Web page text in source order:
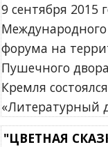
9 сентября 2015
Международного
форума на
Пушечного
Кремля состоялся
«Литературный
"ЦВЕТНАЯ